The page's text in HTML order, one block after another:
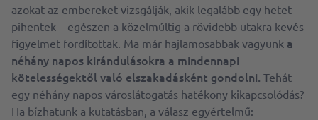
azokat az embereket vizsgálják, akik legalább egy hetet
pihentek – egészen a közelmúltig a rövidebb utakra kevés
figyelmet fordítottak. Ma már hajlamosabbak vagyunk a
néhány napos kirándulásokra a mindennapi
kötelességektől való elszakadásként gondolni. Tehát
egy néhány napos városlátogatás hatékony kikapcsolódás?
Ha bízhatunk a kutatásban, a válasz egyértelmű: